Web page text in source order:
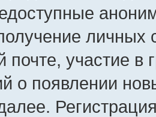
почте, участие в
о появлении